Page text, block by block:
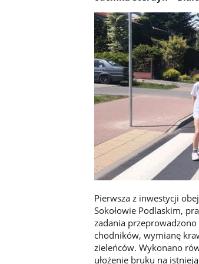
Pierwsza z inwestycji
Sokołowie Podlaskim,
zadania
chodników, wymianę
zieleńców. Wykonano
ułożenie bruku na